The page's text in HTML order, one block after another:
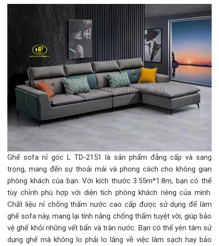
Ghế sofa nỉ góc L TD-2151 là sản phẩm đẳng cấp và sang
trọng, mang đến sự thoải mái và phong cách cho không gian
phòng khách của bạn. Với kích thước 3.55m*1.8m, bạn có thể
tùy chỉnh phù hợp với diện tích phòng khách riêng của mình.
Chất liệu nỉ chống thấm nước cao cấp được sử dụng để làm
ghế sofa này, mang lại tính năng chống thấm tuyệt vời, giúp bảo
vệ ghế khỏi những vết bẩn và tràn nước. Bạn có thể yên tâm sử
dụng ghế mà không lo phải lo lắng về việc làm sạch hay bảo